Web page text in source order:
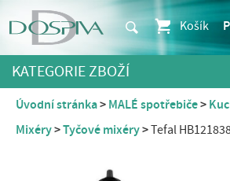
Košík
KATEGORIE ZBOŽÍ
Úvodní stránka MALÉ spotřebiče
Mixéry
Tyčové mixéry Tefal